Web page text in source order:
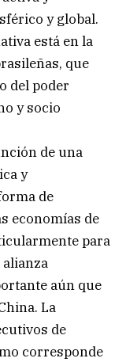
y global.
está en la
que
del poder
y socio
de una
y
de
economías de
para
aún que
La
de
corresponde